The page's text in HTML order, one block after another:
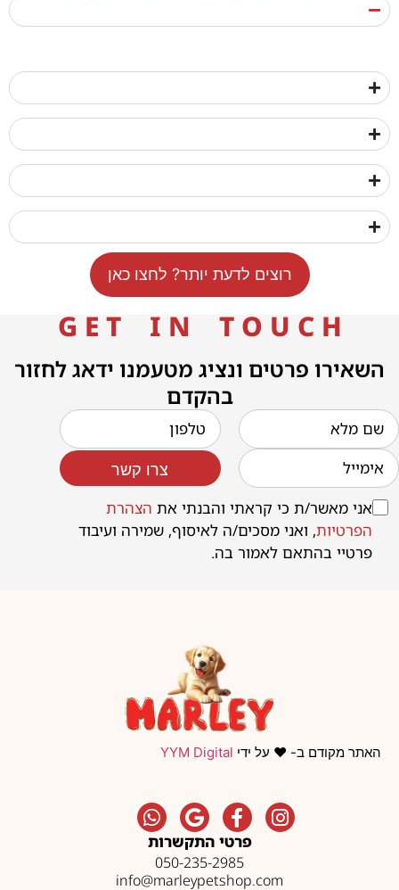
רוצים לדעת יותר? לחצו כאן
G E T I N T O U C H
השאירו פרטים ונציג מטעמנו ידאג לחזור
בהקדם
אני מאשר/ת כי קראתי והבנתי את הצהרת
הפרטיות, ואני מסכים/ה לאיסוף, שמירה ועיבוד
פרטיי בהתאם לאמור בה.
צרו קשר
האתר מקודם ב- ❤️ על ידי YYM Digital
פרטי התקשרות
050-235-2985
info@marleypetshop.com